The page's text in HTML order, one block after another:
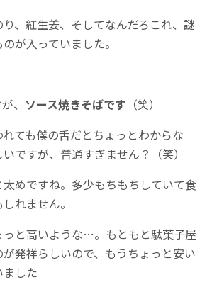
、紅生姜、そしてなんだろこれ、謎
入っていました。
、 ソース焼きそばです （笑）
ても僕の舌だとちょっとわからな
ですが、普通すぎません？（笑）
めですね。多少もちもちしていて食
れません。
っと高いような…。もともと駄菓子屋
発祥らしいので、もうちょっと安い
ました